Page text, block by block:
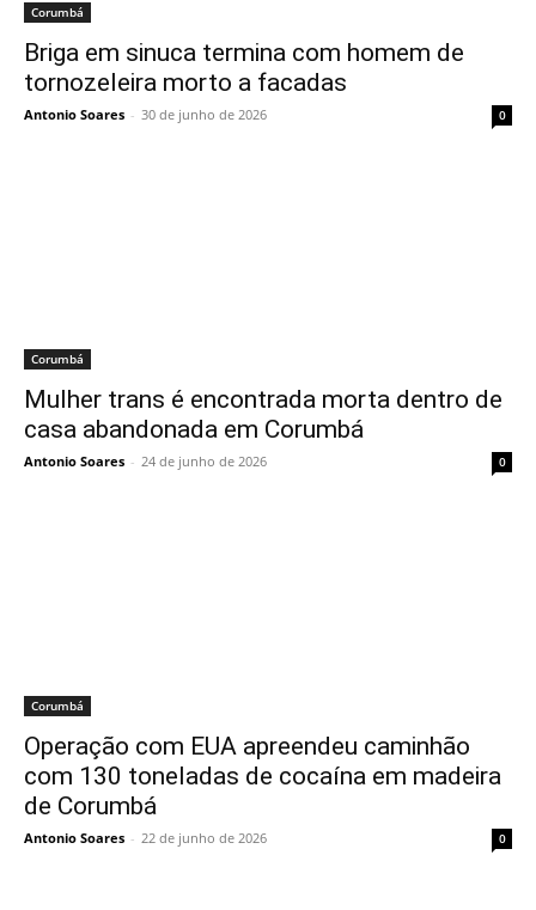
Corumbá
Briga em sinuca termina com homem de
tornozeleira morto a facadas
Antonio Soares - 30 de junho de 2026 0
Corumbá
Mulher trans é encontrada morta dentro de
casa abandonada em Corumbá
Antonio Soares - 24 de junho de 2026 0
Corumbá
Operação com EUA apreendeu caminhão
com 130 toneladas de cocaína em madeira
de Corumbá
Antonio Soares - 22 de junho de 2026 0